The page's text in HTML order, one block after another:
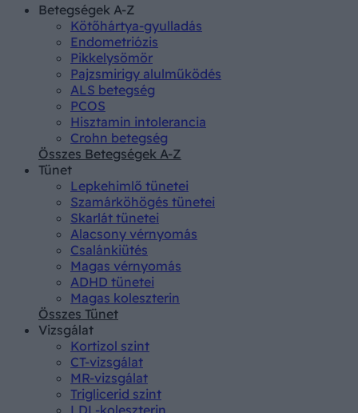
Betegségek A-Z
Kötőhártya-gyulladás
Endometriózis
Pikkelysömör
Pajzsmirigy alulműködés
ALS betegség
PCOS
Hisztamin intolerancia
Crohn betegség
Összes Betegségek A-Z
Tünet
Lepkehimlő tünetei
Szamárköhögés tünetei
Skarlát tünetei
Alacsony vérnyomás
Csalánkiütés
Magas vérnyomás
ADHD tünetei
Magas koleszterin
Összes Tünet
Vizsgálat
Kortizol szint
CT-vizsgálat
MR-vizsgálat
Triglicerid szint
LDL-koleszterin